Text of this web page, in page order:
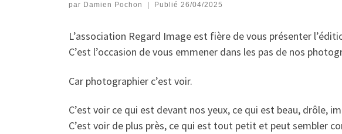
par Damien Pochon Publié 26/04/2025
L’association Regard Image est fière de vous présenter
C’est l’occasion de vous emmener dans les pas de nos
Car photographier c’est voir.
C’est voir ce qui est devant nos yeux, ce qui est beau, drôle,
C’est voir de plus près, ce qui est tout petit et peut sembler